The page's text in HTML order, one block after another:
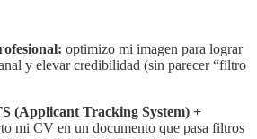
optimizo mi imagen para lograr
y elevar credibilidad (sin parecer “filtro
(Applicant Tracking System) +
mi CV en un documento que pasa filtros